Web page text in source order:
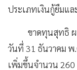
ประเภทเงินกู้ยืมแ
ขาดทุนสุทธิ ผลก
วันที่ 31 ธันวาคม
เพิ่มขึ้นจำนวน